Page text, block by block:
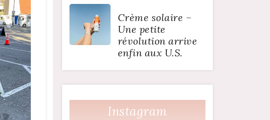
Crème solaire –
Une petite
révolution arrive
enfin aux U.S.
Instagram